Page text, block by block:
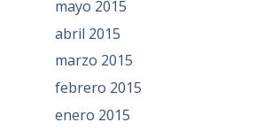
mayo 2015
abril 2015
marzo 2015
febrero 2015
enero 2015